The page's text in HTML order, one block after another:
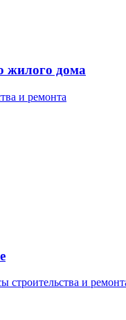
жилого дома
и ремонта
строительства и